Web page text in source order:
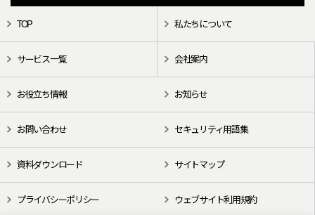
TOP 私たちについて
サービス一覧 会社案内
お役立ち情報 お知らせ
お問い合わせ セキュリティ用語集
資料ダウンロード サイトマップ
プライバシーポリシー ウェブサイト利用規約